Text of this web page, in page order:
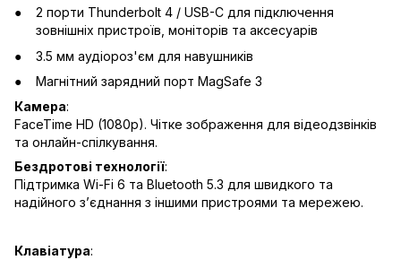
2 порти Thunderbolt 4 / USB-C для підключення
зовнішніх пристроїв, моніторів та аксесуарів
3.5 мм аудіороз'єм для навушників
Магнітний зарядний порт MagSafe 3
Камера:
FaceTime HD (1080p). Чітке зображення для відеодзвінків
та онлайн-спілкування.
Бездротові технології:
Підтримка Wi-Fi 6 та Bluetooth 5.3 для швидкого та
надійного з’єднання з іншими пристроями та мережею.
Клавіатура: